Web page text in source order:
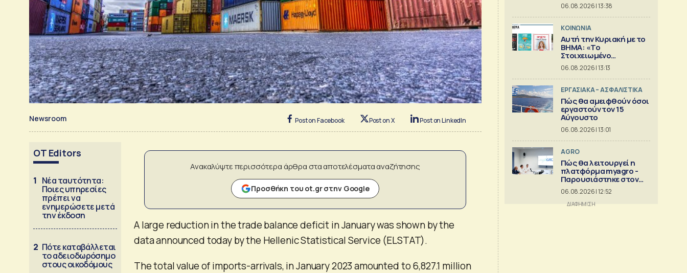
Newsroom Post on Facebook Post on X Post on LinkedIn
OT Editors
1 Νέα ταυτότητα:
Ποιες υπηρεσίες
πρέπει να
ενημερώσετε μετά
την έκδοση
2 Πότε καταβάλλεται
το αδειοδωρόσημο
στους οικοδόμους
Ανακαλύψτε περισσότερα άρθρα στα αποτελέσματα αναζήτησης
Προσθήκη του ot.gr στην Google
A large reduction in the trade balance deficit in January was shown by the
data announced today by the Hellenic Statistical Service (ELSTAT).
The total value of imports-arrivals, in January 2023 amounted to 6,827.1 million
06.08.2026 | 13:38
ΚΟΙΝΩΝΙΑ
Αυτή την Κυριακή με το
ΒΗΜΑ: «Το
Στοιχειωμένο
Ξενοδοχείο», Ελληνική
Κουζίνα & ΒΗΜΑGAZINO
06.08.2026 | 13:13
ΕΡΓΑΣΙΑΚΑ – ΑΣΦΑΛΙΣΤΙΚΑ
Πώς θα αμειφθούν όσοι
εργαστούν τον 15
Αύγουστο
06.08.2026 | 13:01
AGRO
Πώς θα λειτουργεί η
πλατφόρμα myagro -
Παρουσιάστηκε στον
Μητσοτάκη
06.08.2026 | 12:52